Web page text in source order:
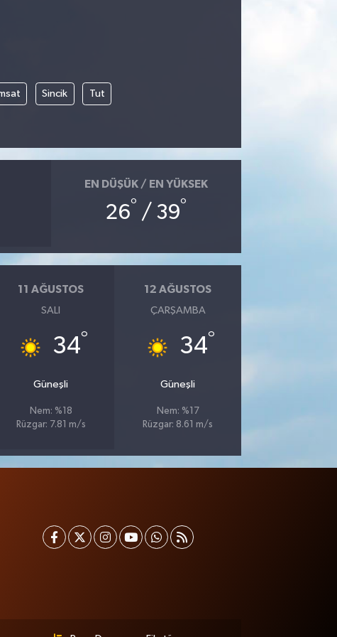
Sincik Tut
EN DÜŞÜK / EN YÜKSEK
26° / 39°
11 AĞUSTOS
SALI
34°
Güneşli
Nem: %18
Rüzgar: 7.81 m/s
12 AĞUSTOS
ÇARŞAMBA
34°
Güneşli
Nem: %17
Rüzgar: 8.61 m/s